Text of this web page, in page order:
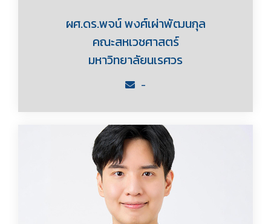
ผศ.ดร.พจน์ พงศ์เผ่าพัฒนกุล
คณะสหเวชศาสตร์
มหาวิทยาลัยนเรศวร
-